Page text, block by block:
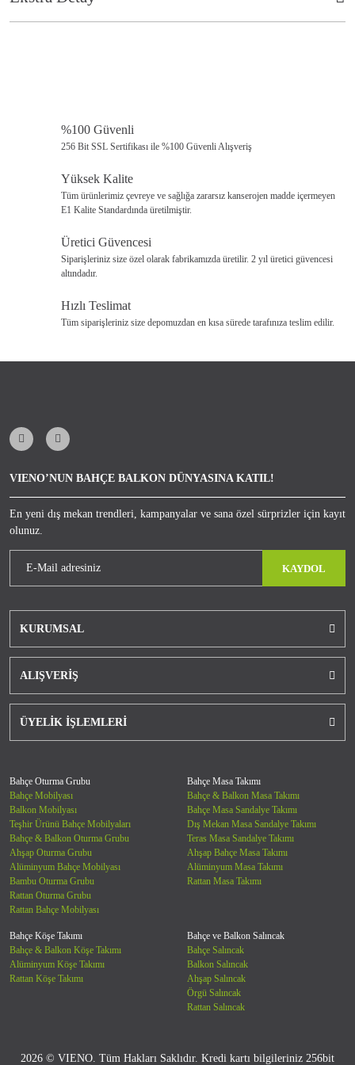
Bu ürüne benzer farklı alternatifler olmalı.
60cm 70cm 80cm
Kolay temizlenme özelliği sayesinde bakımı çok kolaydır.
Kullanım kolaylığı sağlar.
%100 Güvenli
256 Bit SSL Sertifikası ile %100 Güvenli Alışveriş
Yüksek Kalite
Tüm ürünlerimiz çevreye ve sağlığa zararsız kanserojen madde içermeyen
E1 Kalite Standardında üretilmiştir.
Üretici Güvencesi
Siparişleriniz size özel olarak fabrikamızda üretilir. 2 yıl üretici güvencesi
altındadır.
Hızlı Teslimat
Tüm siparişleriniz size depomuzdan en kısa sürede tarafınıza teslim edilir.
VIENO’NUN BAHÇE BALKON DÜNYASINA KATIL!
En yeni dış mekan trendleri, kampanyalar ve sana özel sürprizler için kayıt
olunuz.
KAYDOL
KURUMSAL
ALIŞVERİŞ
ÜYELİK İŞLEMLERİ
Bahçe Oturma Grubu
Bahçe Mobilyası
Balkon Mobilyası
Teşhir Ürünü Bahçe Mobilyaları
Bahçe & Balkon Oturma Grubu
Ahşap Oturma Grubu
Alüminyum Bahçe Mobilyası
Bambu Oturma Grubu
Rattan Oturma Grubu
Rattan Bahçe Mobilyası
Bahçe Masa Takımı
Bahçe & Balkon Masa Takımı
Bahçe Masa Sandalye Takımı
Dış Mekan Masa Sandalye Takımı
Teras Masa Sandalye Takımı
Ahşap Bahçe Masa Takımı
Alüminyum Masa Takımı
Rattan Masa Takımı
Bahçe Köşe Takımı
Bahçe & Balkon Köşe Takımı
Alüminyum Köşe Takımı
Rattan Köşe Takımı
Bahçe ve Balkon Salıncak
Bahçe Salıncak
Balkon Salıncak
Ahşap Salıncak
Örgü Salıncak
Rattan Salıncak
2026 © VIENO. Tüm Hakları Saklıdır. Kredi kartı bilgileriniz 256bit